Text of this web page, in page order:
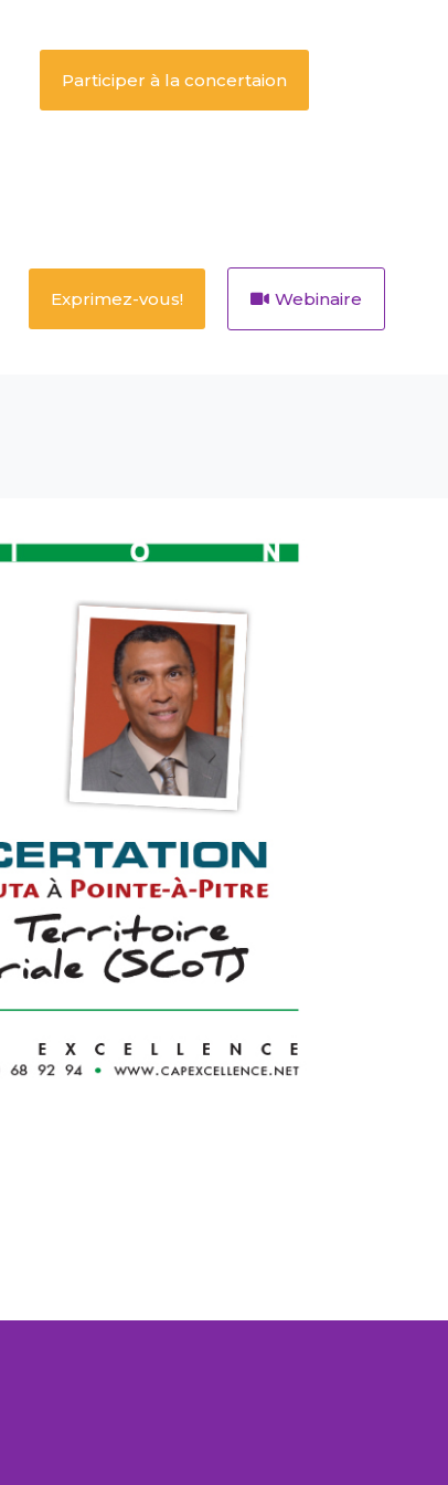
Participer à la concertaion
Exprimez-vous! Webinaire